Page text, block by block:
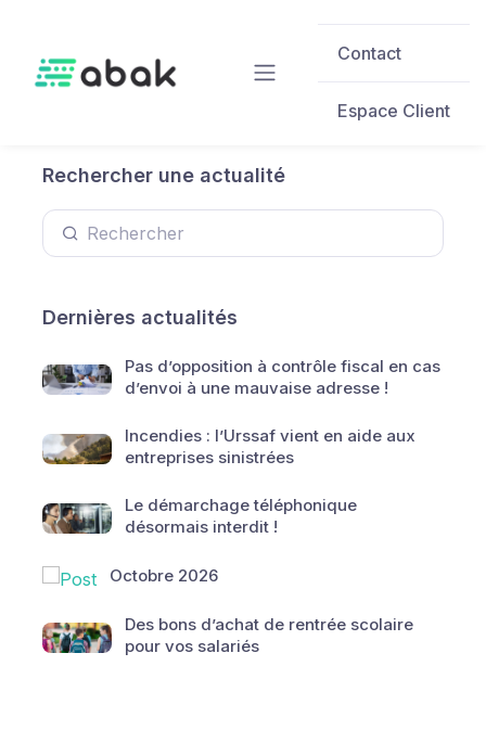
Contact
Espace Client
Rechercher une actualité
Dernières actualités
Pas d’opposition à contrôle fiscal en cas
d’envoi à une mauvaise adresse !
Incendies : l’Urssaf vient en aide aux
entreprises sinistrées
Le démarchage téléphonique
désormais interdit !
Octobre 2026
Des bons d’achat de rentrée scolaire
pour vos salariés